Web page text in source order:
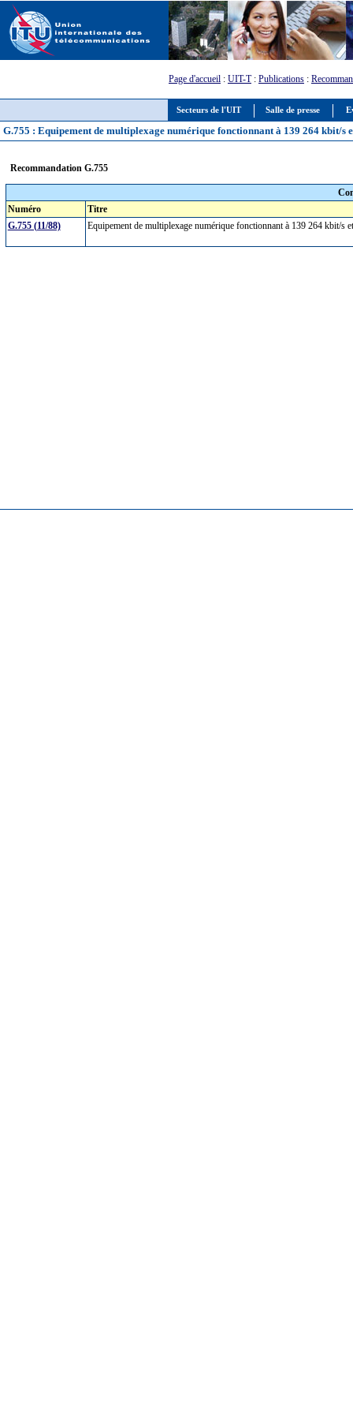
Secteurs de l'UIT Salle de presse
Page d'accueil : UIT-T: Publications :
G.755 : Equipement de multiplexage numérique fonctionnant à 139 264 kbit/
Recommandation G.755
Numéro
Titre
G.755 (11/88)
Equipement de multiplexage numérique fonctionnant à 139 264 kbit/